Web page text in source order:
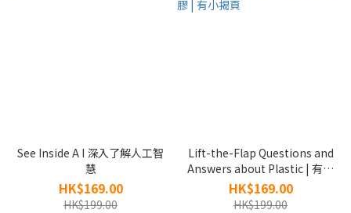
See Inside A I 深入了解人工智
慧
HK$169.00
HK$199.00
Lift-the-Flap Questions and
Answers about Plastic | 有關
塑膠 | 有小揭頁
HK$169.00
HK$199.00